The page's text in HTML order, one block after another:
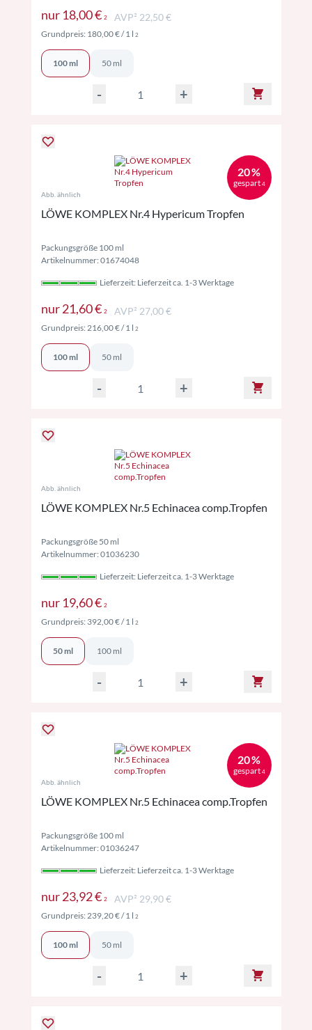
nur 18,00 € 2Preise inkl. MwSt. ggf. zzgl. Versand
AVP² 22,50 €
Grundpreis: 180,00 €/ 1 l 2Preise inkl. MwSt. ggf. zzgl. Versand
100 ml 50 ml
- +
20 %
gespart 4
Abb. ähnlich
LÖWE KOMPLEX Nr.4 Hypericum Tropfen
Packungsgröße 100 ml
Artikelnummer: 01674048
Lieferzeit: Lieferzeit ca. 1-3 Werktage
nur21,60 € 2Preise inkl. MwSt. ggf. zzgl. Versand
AVP² 27,00 €
Grundpreis:216,00 €/ 1 l 2Preise inkl. MwSt. ggf. zzgl. Versand
100 ml 50 ml
- +
Abb. ähnlich
LÖWE KOMPLEX Nr.5 Echinacea comp.Tropfen
Packungsgröße 50 ml
Artikelnummer: 01036230
Lieferzeit: Lieferzeit ca. 1-3 Werktage
nur 19,60 € 2Preise inkl. MwSt. ggf. zzgl. Versand
Grundpreis: 392,00 €/ 1 l 2Preise inkl. MwSt. ggf. zzgl. Versand
50 ml 100 ml
- +
20 %
gespart 4
Abb. ähnlich
LÖWE KOMPLEX Nr.5 Echinacea comp.Tropfen
Packungsgröße 100 ml
Artikelnummer: 01036247
Lieferzeit: Lieferzeit ca. 1-3 Werktage
nur23,92 € 2Preise inkl. MwSt. ggf. zzgl. Versand
AVP² 29,90 €
Grundpreis:239,20 €/ 1 l 2Preise inkl. MwSt. ggf. zzgl. Versand
100 ml 50 ml
- +